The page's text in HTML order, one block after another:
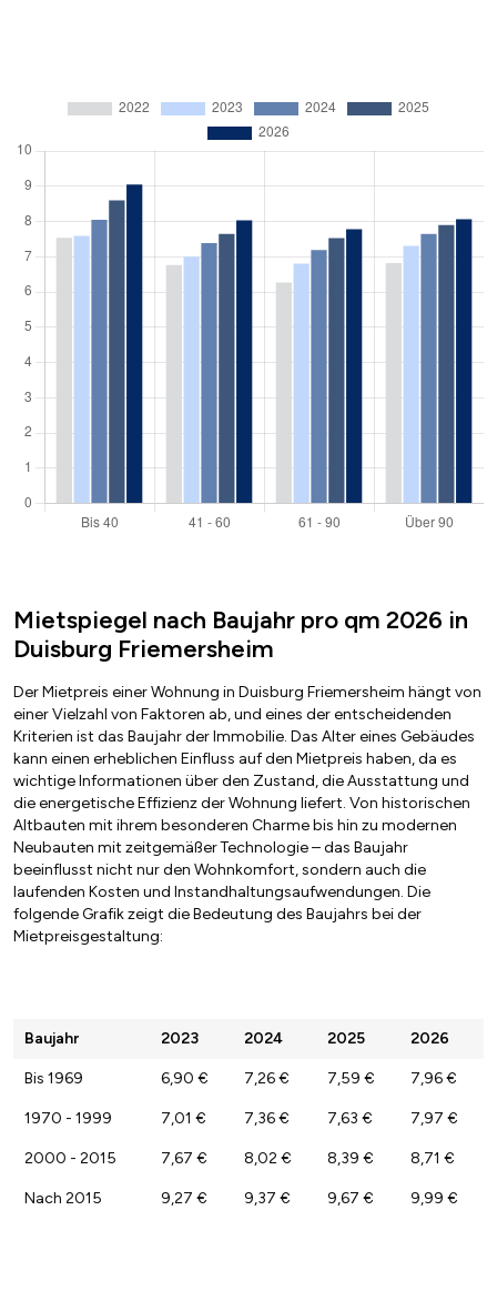
Mietspiegel nach Baujahr pro qm 2026 in
Duisburg Friemersheim
Der Mietpreis einer Wohnung in Duisburg Friemersheim hängt von
einer Vielzahl von Faktoren ab, und eines der entscheidenden
Kriterien ist das Baujahr der Immobilie. Das Alter eines Gebäudes
kann einen erheblichen Einfluss auf den Mietpreis haben, da es
wichtige Informationen über den Zustand, die Ausstattung und
die energetische Effizienz der Wohnung liefert. Von historischen
Altbauten mit ihrem besonderen Charme bis hin zu modernen
Neubauten mit zeitgemäßer Technologie – das Baujahr
beeinflusst nicht nur den Wohnkomfort, sondern auch die
laufenden Kosten und Instandhaltungsaufwendungen. Die
folgende Grafik zeigt die Bedeutung des Baujahrs bei der
Mietpreisgestaltung:
Baujahr 2023 2024 2025 2026
Bis 1969 6,90 € 7,26 € 7,59 € 7,96 €
1970 - 1999 7,01 € 7,36 € 7,63 € 7,97 €
2000 - 2015 7,67 € 8,02 € 8,39 € 8,71 €
Nach 2015 9,27 € 9,37 € 9,67 € 9,99 €